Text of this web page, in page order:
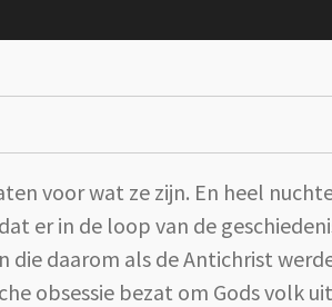
voor wat ze zijn. En heel
er in de loop van de
die daarom als de Antichrist
obsessie bezat om Gods volk